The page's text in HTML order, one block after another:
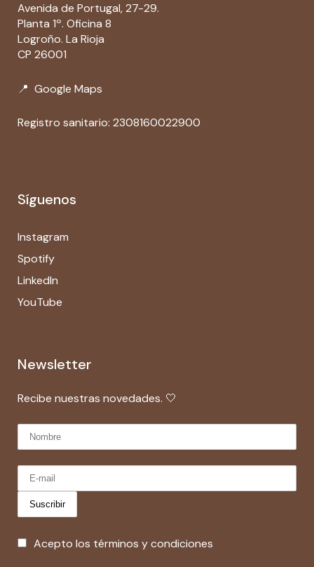
Avenida de Portugal, 27-29.
Planta 1º. Oficina 8
Logroño. La Rioja
CP 26001
📍 Google Maps
Registro sanitario: 2308160022900
Síguenos
Instagram
Spotify
LinkedIn
YouTube
Newsletter
Recibe nuestras novedades. 🤍
Acepto los términos y condiciones